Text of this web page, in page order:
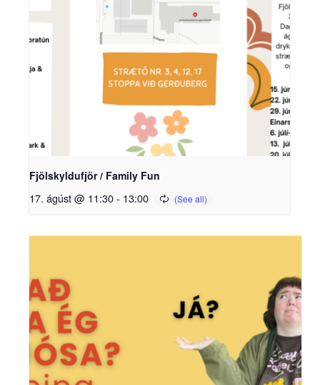
Fjölskyldufjör / Family Fun
17. ágúst @ 11:30- 13:00